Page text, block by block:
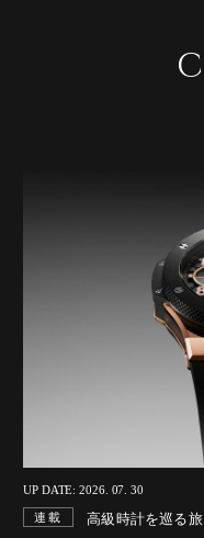
C
UP DATE: 2026. 07. 30
連載 高級時計を巡る旅